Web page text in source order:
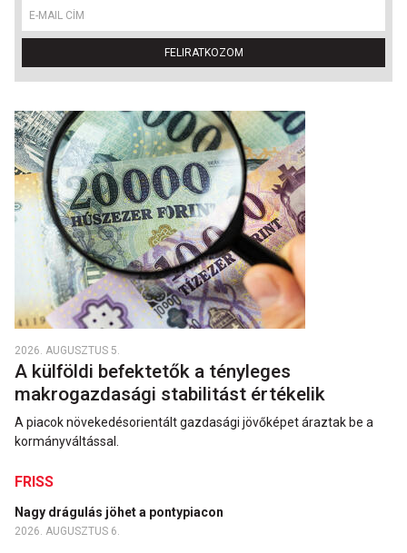
FELIRATKOZOM
2026. AUGUSZTUS 5.
A külföldi befektetők a tényleges
makrogazdasági stabilitást értékelik
A piacok növekedésorientált gazdasági jövőképet áraztak be a
kormányváltással.
FRISS
Nagy drágulás jöhet a pontypiacon
2026. AUGUSZTUS 6.